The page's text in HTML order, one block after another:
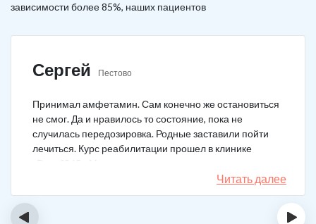
зависимости более 85%, наших пациентов
Сергей Пестово
Принимал амфетамин. Сам конечно же остановиться
не смог. Да и нравилось то состояние, пока не
случилась передозировка. Родные заставили пойти
лечиться. Курс реабилитации прошел в клинике
«Рехаб365». Много месяцев уже не принимаю.
Читать далее
‹ ›